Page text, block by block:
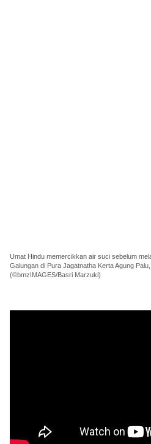
Umat Hindu memercikkan air suci sebelum
Galungan di Pura Jagatnatha Kerta Agung
(©bmzIMAGES/Basri Marzuki)